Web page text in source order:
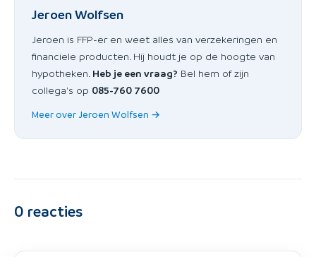
Jeroen Wolfsen
Jeroen is FFP-er en weet alles van verzekeringen en
financiele producten. Hij houdt je op de hoogte van
hypotheken. Heb je een vraag? Bel hem of zijn
collega's op 085-760 7600
Meer over Jeroen Wolfsen →
0 reacties